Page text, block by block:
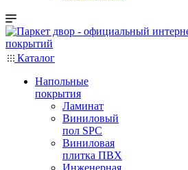
Каталог
Напольные
покрытия
Ламинат
Виниловый
пол SPC
Виниловая
плитка ПВХ
Инженерная